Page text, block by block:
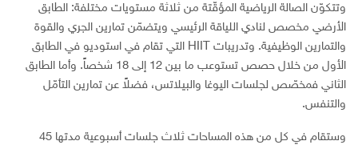
وتتكوّن الصالة الرياضية المؤقّتة من ثلاثة مستويات مختلفة: الطابق
الأرضي مخصص لنادي اللياقة الرئيسي ويتضمّن تمارين الجري والقوة
والتمارين الوظيفية. وتدريبات HIIT التي تقام في استوديو في الطابق
الأول من خلال حصص تستوعب ما بين 12 إلى 18 شخصاً. وأما الطابق
الثاني فمخصّص لجلسات اليوغا والبيلاتس، فضلاً عن تمارين التأمّل
والتنفس.
وستقام في كل من هذه المساحات ثلاث جلسات أسبوعية مدتها 45